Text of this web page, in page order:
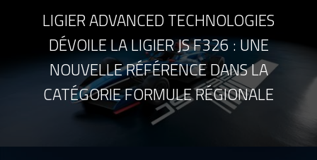
LIGIER ADVANCED TECHNOLOGIES
DÉVOILE LA LIGIER JS F326 : UNE
NOUVELLE RÉFÉRENCE DANS LA
CATÉGORIE FORMULE RÉGIONALE